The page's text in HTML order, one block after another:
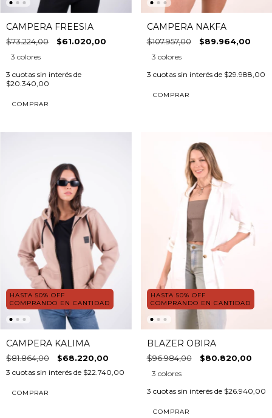
CAMPERA FREESIA
$73.224,00 $61.020,00
3 colores
3 cuotas sin interés de
$20.340,00
COMPRAR
CAMPERA NAKFA
$107.957,00 $89.964,00
3 colores
3 cuotas sin interés de $29.988,00
COMPRAR
HASTA 50% OFF
COMPRANDO EN CANTIDAD
CAMPERA KALIMA
$81.864,00 $68.220,00
3 cuotas sin interés de $22.740,00
COMPRAR
HASTA 50% OFF
COMPRANDO EN CANTIDAD
BLAZER OBIRA
$96.984,00 $80.820,00
3 colores
3 cuotas sin interés de $26.940,00
COMPRAR